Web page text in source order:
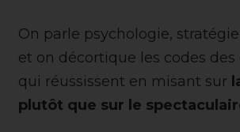
On parle psychologie,
et on décortique les codes des
qui réussissent en misant sur
plutôt que sur le